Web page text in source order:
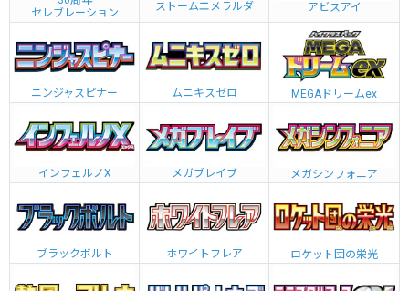
セレブレーション
ストームエメラルダ アビスアイ
ニンジャスピナー ムニキスゼロ MEGAドリームex
インフェルノX メガブレイブ メガシンフォニア
ブラックボルト ホワイトフレア ロケット団の栄光